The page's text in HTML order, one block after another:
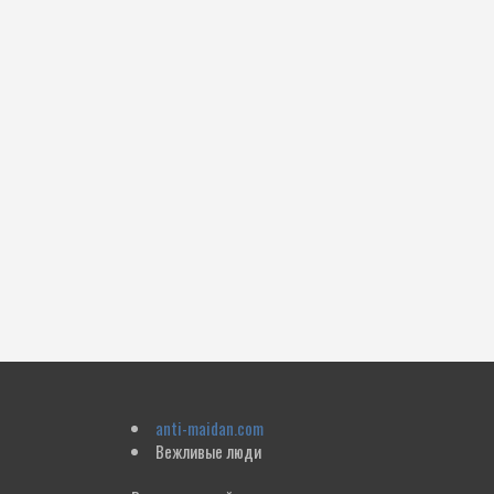
anti-maidan.com
Вежливые люди